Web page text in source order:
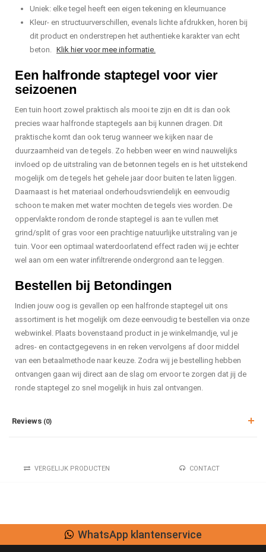
Uniek: elke tegel heeft een eigen tekening en kleurnuance
Kleur- en structuurverschillen, evenals lichte afdrukken, horen bij
dit product en onderstrepen het authentieke karakter van echt
beton. Klik hier voor mee informatie.
Een halfronde staptegel voor vier
seizoenen
Een tuin hoort zowel praktisch als mooi te zijn en dit is dan ook
precies waar halfronde staptegels aan bij kunnen dragen. Dit
praktische komt dan ook terug wanneer we kijken naar de
duurzaamheid van de tegels. Zo hebben weer en wind nauwelijks
invloed op de uitstraling van de betonnen tegels en is het uitstekend
mogelijk om de tegels het gehele jaar door buiten te laten liggen.
Daarnaast is het materiaal onderhoudsvriendelijk en eenvoudig
schoon te maken met water mochten de tegels vies worden. De
oppervlakte rondom de ronde staptegel is aan te vullen met
grind/split of gras voor een prachtige natuurlijke uitstraling van je
tuin. Voor een optimaal waterdoorlatend effect raden wij je echter
wel aan om een water infiltrerende ondergrond aan te leggen.
Bestellen bij Betondingen
Indien jouw oog is gevallen op een halfronde staptegel uit ons
assortiment is het mogelijk om deze eenvoudig te bestellen via onze
webwinkel. Plaats bovenstaand product in je winkelmandje, vul je
adres- en contactgegevens in en reken vervolgens af door middel
van een betaalmethode naar keuze. Zodra wij je bestelling hebben
ontvangen gaan wij direct aan de slag om ervoor te zorgen dat jij de
ronde staptegel zo snel mogelijk in huis zal ontvangen.
Reviews (0)
VERGELIJK PRODUCTEN CONTACT
WhatsApp klantenservice